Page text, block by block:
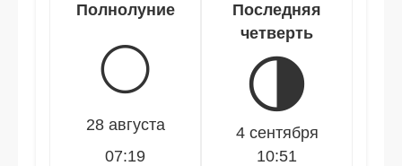
Полнолуние
🌕
28 августа
07:19
Последняя
четверть
🌗
4 сентября
10:51